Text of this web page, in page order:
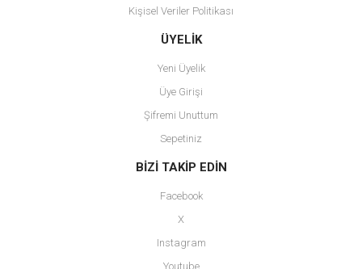
Gönder
Kişisel Veriler Politikası
ÜYELİK
Yeni Üyelik
Üye Girişi
Şifremi Unuttum
Sepetiniz
BİZİ TAKİP EDİN
Facebook
X
Instagram
Youtube